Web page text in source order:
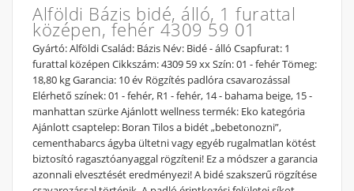
Alföldi Bázis bidé, álló, 1 furattal
középen, fehér 4309 59 01
Gyártó: Alföldi Család: Bázis Név: Bidé - álló Csapfurat: 1
furattal középen Cikkszám: 4309 59 xx Szín: 01 - fehér Tömeg:
18,80 kg Garancia: 10 év Rögzítés padlóra csavarozással
Elérhető színek: 01 - fehér, R1 - fehér, 14 - bahama beige, 15 -
manhattan szürke Ajánlott wellness termék: Eko kategória
Ajánlott csaptelep: Boran Tilos a bidét „bebetonozni”,
cementhabarcs ágyba ültetni vagy egyéb rugalmatlan kötést
biztosító ragasztóanyaggal rögzíteni! Ez a módszer a garancia
azonnali elvesztését eredményezi! A bidé szakszerű rögzítése